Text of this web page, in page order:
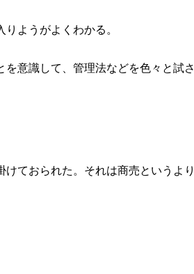
ようがよくわかる。
意識して、管理法などを色々と試さ
ておられた。それは商売というよ